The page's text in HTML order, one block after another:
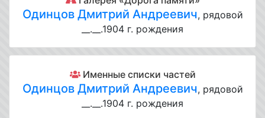
Одинцов Дмитрий Андреевич, рядовой
__.__.1904 г. рождения
Именные списки частей
Одинцов Дмитрий Андреевич, рядовой
__.__.1904 г. рождения